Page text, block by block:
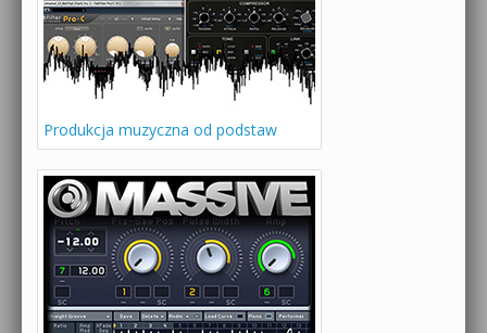
Produkcja muzyczna od podstaw